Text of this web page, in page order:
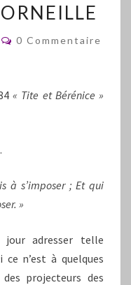
Commentaires
0 Commentaire
« Tite et Bérénice »
à s’imposer ; Et qui
»
adresser telle
n’est à quelques
projecteurs des